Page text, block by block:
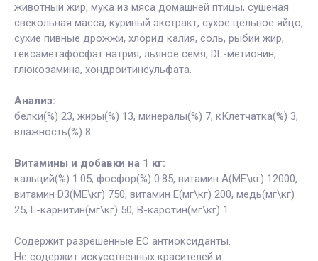
животный жир, мука из мяса домашней птицы, сушеная
свекольная масса, куриный экстракт, сухое цельное яйцо,
сухие пивные дрожжи, хлорид калия, соль, рыбий жир,
гексаметафосфат натрия, льяное семя, DL-метионин,
глюкозамина, хондроитинсульфата.
Анализ:
белки(%) 23, жиры(%) 13, минералы(%) 7, кКлетчатка(%) 3,
влажность(%) 8.
Витамины и добавки на 1 кг:
кальций(%) 1.05, фосфор(%) 0.85, витамин А(МЕ\кг) 12000,
витамин D3(МЕ\кг) 750, витамин Е(мг\кг) 200, медь(мг\кг)
25, L-карнитин(мг\кг) 50, В-каротин(мг\кг) 1.
Содержит разрешенные ЕС антиоксиданты.
Не содержит искусственных красителей и